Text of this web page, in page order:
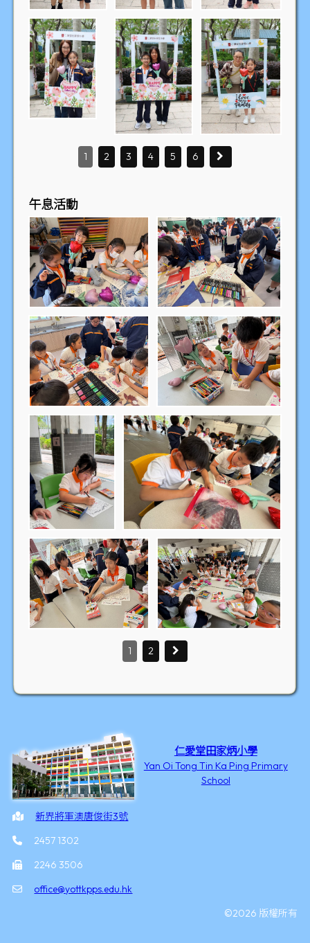
1 2 3 4 5 6
午息活動
1 2
仁愛堂田家炳小學
Yan Oi Tong Tin Ka Ping Primary
School
新界將軍澳唐俊街3號
2457 1302
2246 3506
office@yottkpps.edu.hk
©2026 版權所有